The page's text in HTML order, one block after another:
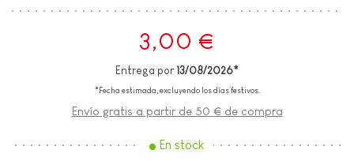
3,00 €
Entrega por 13/08/2026*
*Fecha estimada, excluyendo los días festivos.
Envío gratis a partir de 50 € de compra
En stock